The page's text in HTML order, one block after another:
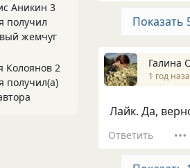
Показать
Галина
1 год
Лайк. Да,
Ответить
Аникин 3
получил
жемчуг
Колоянов 2
получил(а)